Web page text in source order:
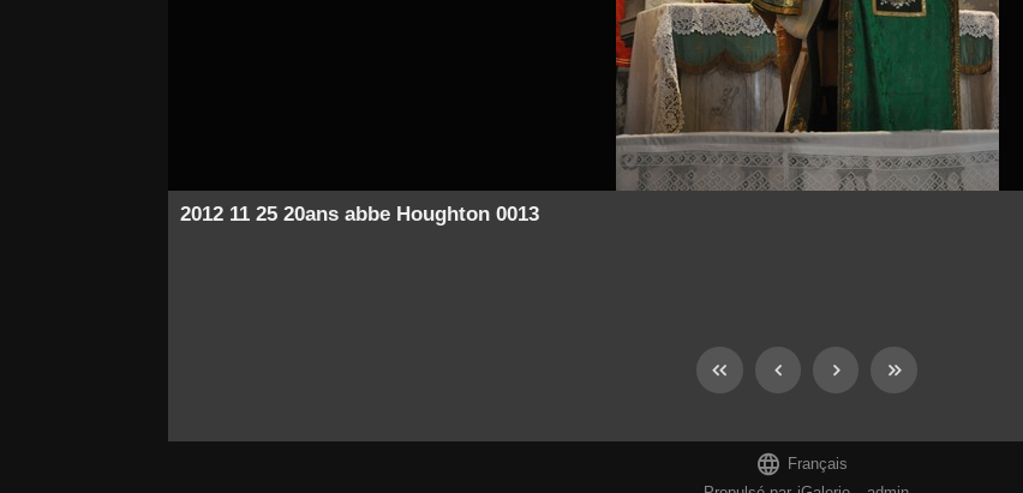
2012 11 25 20ans abbe Houghton 0013
 Français